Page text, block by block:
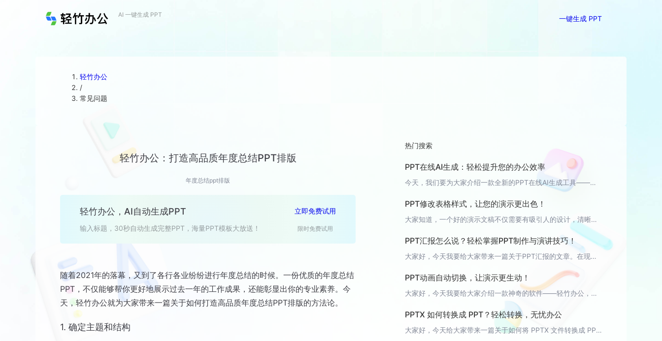
AI 一键生成 PPT 一键生成 PPT
轻竹办公
/
常见问题
轻竹办公：打造高品质年度总结PPT排版
年度总结ppt排版
轻竹办公，AI自动生成PPT
输入标题，30秒自动生成完整PPT，海量PPT模板大放送！
立即免费试用
限时免费试用
随着2021年的落幕，又到了各行各业纷纷进行年度总结的时候。一份优质的年度总结
PPT，不仅能够帮你更好地展示过去一年的工作成果，还能彰显出你的专业素养。今
天，轻竹办公就为大家带来一篇关于如何打造高品质年度总结PPT排版的方法论。
1. 确定主题和结构
热门搜索
PPT在线AI生成：轻松提升您的办公效率
今天，我们要为大家介绍一款全新的PPT在线AI生成工具——轻竹办公。它能够帮助您轻松地制作出专业级的PPT，让您的办公效率得到大幅提升。 什么是轻竹办公？轻竹办公是一款基于AI技术的PPT在线生成平台，它能够根据您输入的文本内容自动为您生成精美的PPT幻灯片。无论您是需要制作报告、演讲、演示还是其他任何形式的幻灯片，轻竹办公都能为您提供高效、专业的解决方案。 为什么选择轻竹办公？ 1. 高效率轻竹
PPT修改表格样式，让您的演示更出色！
大家知道，一个好的演示文稿不仅需要有吸引人的设计，清晰的布局，更重要的是内容要有条理，层次分明。而在很多情况下，我们都需要使用表格来呈现数据，那么如何让我们的表格既美观又实用呢？今天，我就来给大家分享一些关于PPT修改表格样式的技巧，让您的演示更出色！ 1. 选择合适的表格样式在创建表格时，我们可以在PPT内置的表格样式中选择一个适合自己演示风格的样式。这些样式已经为我们设计好了格式，我们只需要轻
PPT汇报怎么说？轻松掌握PPT制作与演讲技巧！
大家好，今天我要给大家带来一篇关于PPT汇报的文章。在现代职场中，PPT汇报已经成为了一种非常重要的沟通工具。如何制作出精美的PPT，以及如何自信地进行演讲，都是我们需要掌握的技能。接下来，我将为大家分享一些PPT制作和演讲的技巧，让你轻松应对各种汇报场合。 一、PPT制作技巧1. 明确主题：在制作PPT之前，首先要明确汇报的主题，确保整个PPT的内容紧紧围绕主题展开。2. 简洁明了：尽量使用简洁
PPT动画自动切换，让演示更生动！
大家好，今天我要给大家介绍一款神奇的软件——轻竹办公，它是一款通过AI技术自动生成PPT的软件，让您的演示更加生动有趣！在传统的PPT制作中，动画切换往往需要手动设置，不仅费时费力，而且效果可能不够流畅自然。而轻竹办公的AI技术，可以自动为您的PPT添加丰富的动画效果，并且实现智能切换，让您的演示更具吸引力！ 如何使用轻竹办公实现动画自动切换？首先，您需要在轻竹办公平台上创建一个新的PPT。然后
PPTX 如何转换成 PPT？轻松转换，无忧办公
大家好，今天给大家带来一篇关于如何将 PPTX 文件转换成 PPT 文件的文章。在工作中，我们经常会遇到需要将 PPTX 格式转换成 PPT 格式的情况，那么如何进行转换呢？接下来就给大家介绍几种简单实用的方法。 方法一：使用 Office 自带的转换功能如果你电脑中安装了微软 Office 套件，那么你可以使用 Office 自带的转换功能将 PPTX 文件转换成 PPT 文件。具体操作步骤如下